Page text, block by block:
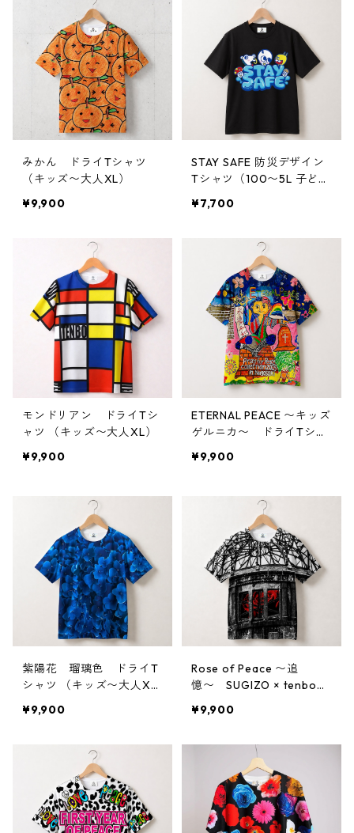
みかん ドライTシャツ
（キッズ〜大人XL）
¥9,900
STAY SAFE 防災デザイン
Tシャツ（100〜5L 子ど
¥7,700
モンドリアン ドライTシ
ャツ （キッズ〜大人XL）
¥9,900
ETERNAL PEACE 〜キッズ
ゲルニカ〜 ドライTシャ
ズ）
¥9,900
紫陽花 瑠璃色 ドライT
シャツ （キッズ〜大人X
¥9,900
Rose of Peace 〜追
憶〜 SUGIZO × tenbo
¥9,900